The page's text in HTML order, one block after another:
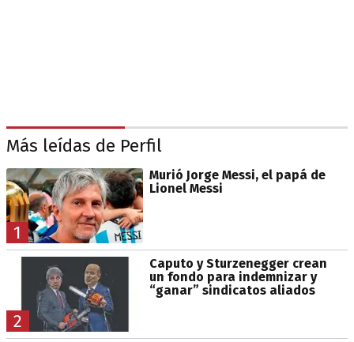
Más leídas de Perfil
1
Murió Jorge Messi, el papá de
Lionel Messi
2
Caputo y Sturzenegger crean
un fondo para indemnizar y
“ganar” sindicatos aliados